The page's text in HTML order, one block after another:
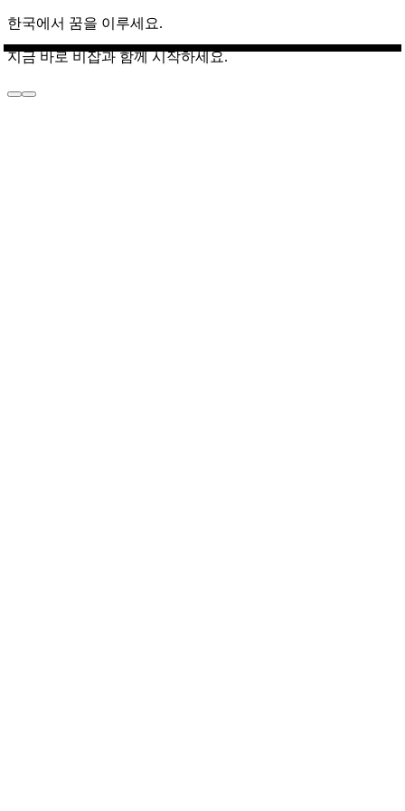
한국에서 꿈을 이루세요.
지금 바로 비잡과 함께 시작하세요.